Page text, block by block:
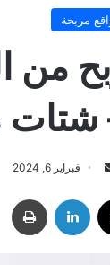
مربحة
س
ل
فبراير 6, 2024